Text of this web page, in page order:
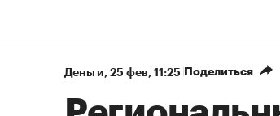
Деньги⁠, 25 фев, 11:25 Поделиться